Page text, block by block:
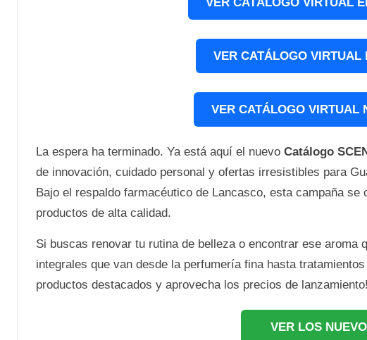
VER CATÁLOGO VIRTUAL
VER CATÁLOGO VIRTUAL
La espera ha terminado. Ya está aquí el nuevo Catálogo
de innovación, cuidado personal y ofertas irresistibles para
Bajo el respaldo farmacéutico de Lancasco, esta campaña
productos de alta calidad.
Si buscas renovar tu rutina de belleza o encontrar ese aroma
integrales que van desde la perfumería fina hasta
productos destacados y aprovecha los precios de lanzamiento!
VER LOS